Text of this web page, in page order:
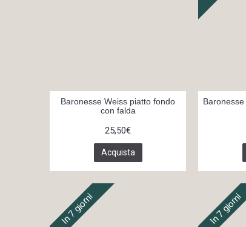
Baronesse Weiss piatto fondo
con falda
25,50€
Acquista
In 7 giorni In 7 giorni